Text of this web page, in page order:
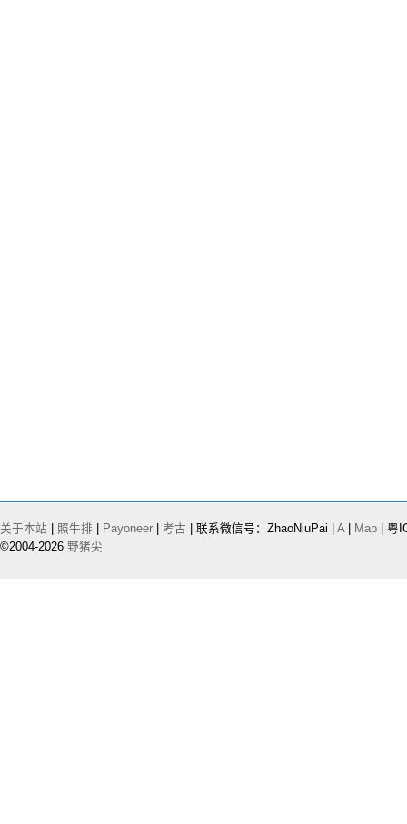
关于本站 照牛排 Payoneer 考古 | 联系微信号：ZhaoNiuPai | A| Map | 粤
©2004-2026 野猪尖